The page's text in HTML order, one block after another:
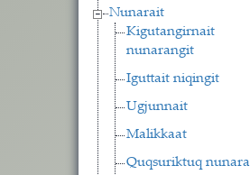
Nunarait
Kigutangirnait
nunarangit
Iguttait niqingit
Ugjunnait
Malikkaat
Quqsuriktuq